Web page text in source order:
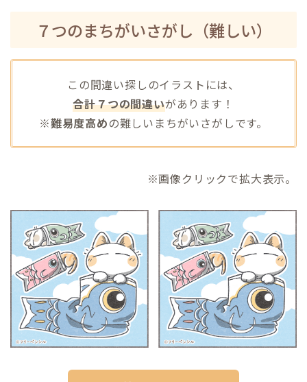
７つのまちがいさがし（難しい）
この間違い探しのイラストには、
合計７つの間違いがあります！
※難易度高めの難しいまちがいさがしです。
※画像クリックで拡大表示。